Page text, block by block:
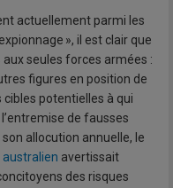
actuellement parmi les
», il est clair que
seules forces armées :
figures en position de
potentielles à qui
de fausses
allocution annuelle, le
avertissait
des risques